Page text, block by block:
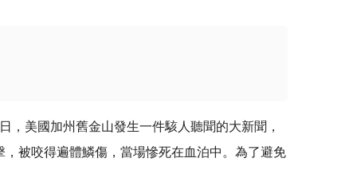
加州舊金山發生一件駭人聽聞的大新聞，
被咬得遍體鱗傷，當場慘死在血泊中。為了避免